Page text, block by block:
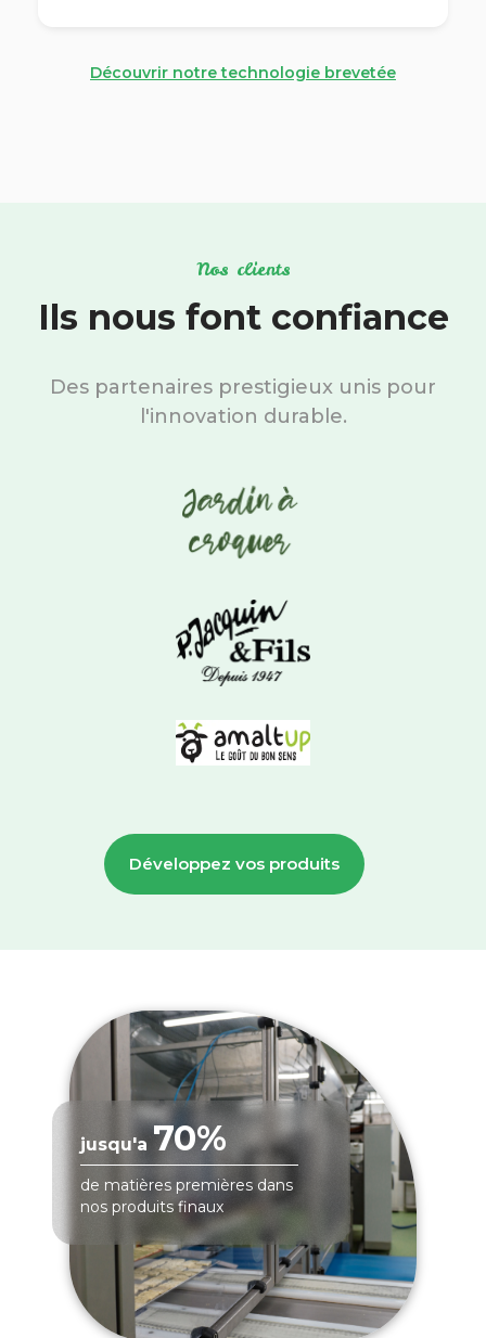
Découvrir notre technologie brevetée
Nos clients
Ils nous font confiance
Des partenaires prestigieux unis pour
l'innovation durable.
Développez vos produits
jusqu'a 70%
de matières premières dans
nos produits finaux